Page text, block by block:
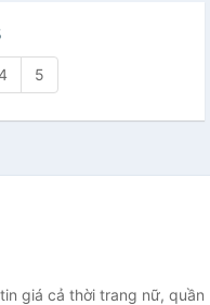
5
giá cả thời trang nữ, quần